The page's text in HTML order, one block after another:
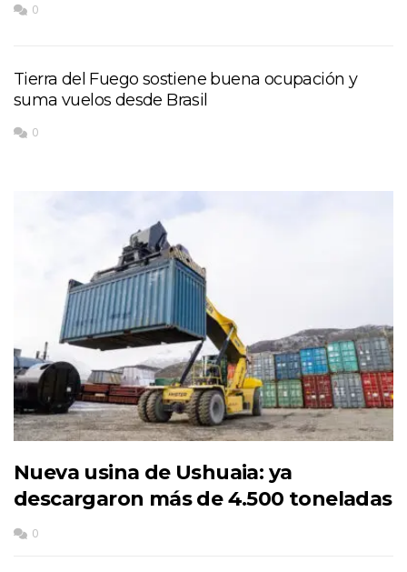
0
Tierra del Fuego sostiene buena ocupación y
suma vuelos desde Brasil
0
Nueva usina de Ushuaia: ya
descargaron más de 4.500 toneladas
0